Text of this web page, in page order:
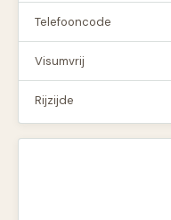
Telefooncode
Visumvrij
Rijzijde